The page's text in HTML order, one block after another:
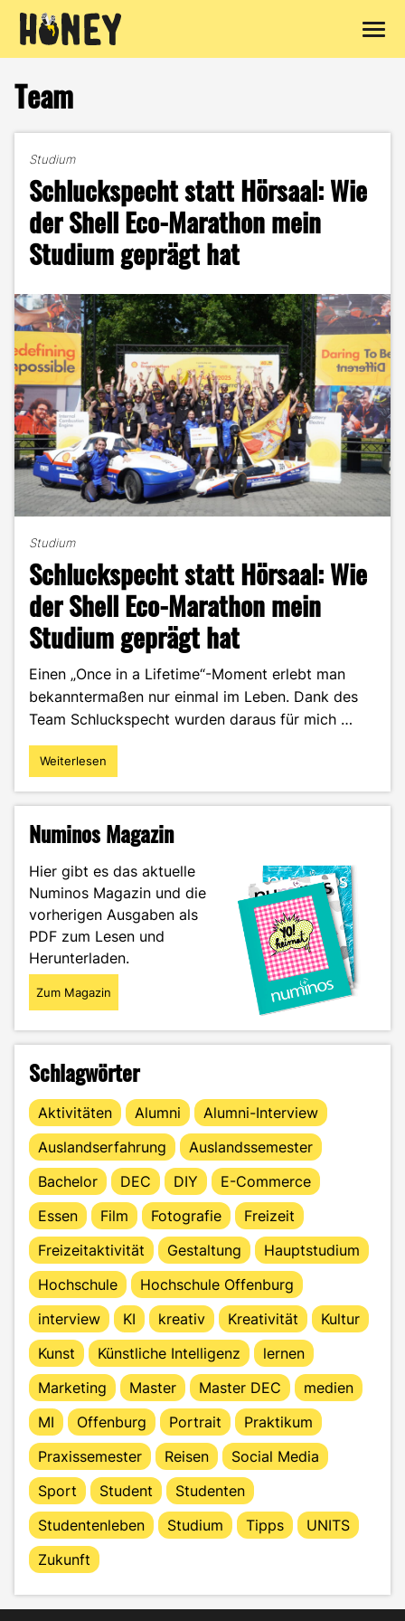
Inhalt
springen
Team
Studium
Schluckspecht statt Hörsaal: Wie
der Shell Eco-Marathon mein
Studium geprägt hat
Studium
Schluckspecht statt Hörsaal: Wie
der Shell Eco-Marathon mein
Studium geprägt hat
Einen „Once in a Lifetime“-Moment erlebt man
bekanntermaßen nur einmal im Leben. Dank des
Team Schluckspecht wurden daraus für mich …
"Schluckspecht
statt
der
Eco-
Marathon
mein
Studium
geprägt
hat"
Weiterlesen
Numinos Magazin
Hier gibt es das aktuelle
Numinos Magazin und die
vorherigen Ausgaben als
PDF zum Lesen und
Herunterladen.
Zum Magazin
Schlagwörter
Aktivitäten Alumni
Alumni-Interview
Auslandserfahrung
Auslandssemester
Bachelor
DEC DIY
E-Commerce
Essen
Film Fotografie
Freizeit
Freizeitaktivität
Gestaltung
Hauptstudium
Hochschule
Hochschule Offenburg
interview
KI kreativ Kreativität
Kultur
Kunst
Künstliche Intelligenz
lernen
Marketing
Master Master DEC
medien
MI
Offenburg Portrait
Praktikum
Praxissemester
Reisen
Social Media
Sport
Student
Studenten
Studentenleben
Studium Tipps
UNITS
Zukunft